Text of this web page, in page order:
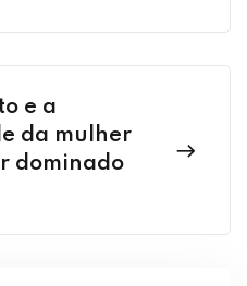
e a
da mulher
dominado